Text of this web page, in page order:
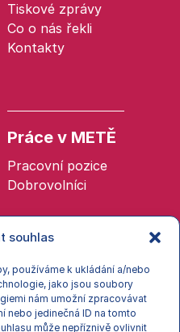
souhlas
používáme k ukládání a/nebo
jako jsou soubory
nám umožní zpracovávat
nebo jedinečná ID na tomto
může nepříznivě ovlivnit
Tiskové zprávy
Co o nás řekli
Kontakty
Práce v METĚ
Pracovní pozice
Dobrovolníci
údajů (GDPR)